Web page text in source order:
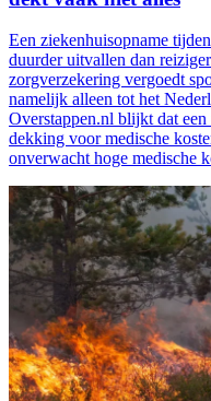
Een ziekenhuisopname
duurder uitvallen dan
zorgverzekering vergoedt
namelijk alleen tot het
Overstappen.nl blijkt dat
dekking voor medische
onverwacht hoge medische